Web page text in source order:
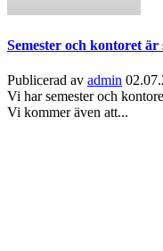
Semester och kontoret är
Publicerad av admin
Vi har semester och
Vi kommer även att...